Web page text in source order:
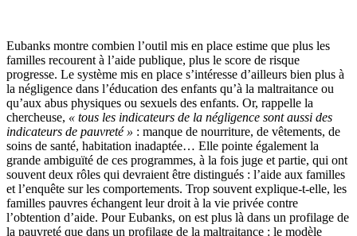
Eubanks montre combien l’outil mis en place estime que plus les
familles recourent à l’aide publique, plus le score de risque
progresse. Le système mis en place s’intéresse d’ailleurs bien plus à
la négligence dans l’éducation des enfants qu’à la maltraitance ou
qu’aux abus physiques ou sexuels des enfants. Or, rappelle la
chercheuse, « tous les indicateurs de la négligence sont aussi des
indicateurs de pauvreté » : manque de nourriture, de vêtements, de
soins de santé, habitation inadaptée… Elle pointe également la
grande ambiguïté de ces programmes, à la fois juge et partie, qui ont
souvent deux rôles qui devraient être distingués : l’aide aux familles
et l’enquête sur les comportements. Trop souvent explique-t-elle, les
familles pauvres échangent leur droit à la vie privée contre
l’obtention d’aide. Pour Eubanks, on est plus là dans un profilage de
la pauvreté que dans un profilage de la maltraitance : le modèle